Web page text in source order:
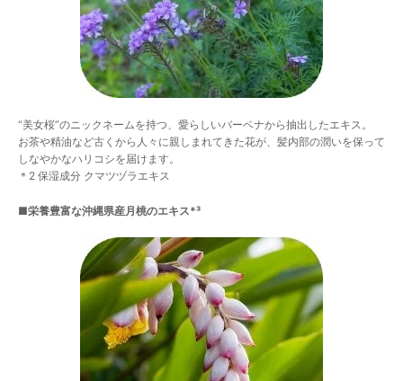
“美女桜”のニックネームを持つ、愛らしいバーベナから抽出したエキス。
お茶や精油など古くから人々に親しまれてきた花が、髪内部の潤いを保って
しなやかなハリコシを届けます。
＊2 保湿成分 クマツヅラエキス
■栄養豊富な沖縄県産月桃のエキス*³